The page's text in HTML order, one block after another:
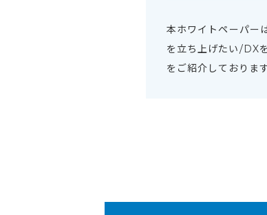
本ホワイトペーパー
を立ち上げたい/DX
をご紹介しております